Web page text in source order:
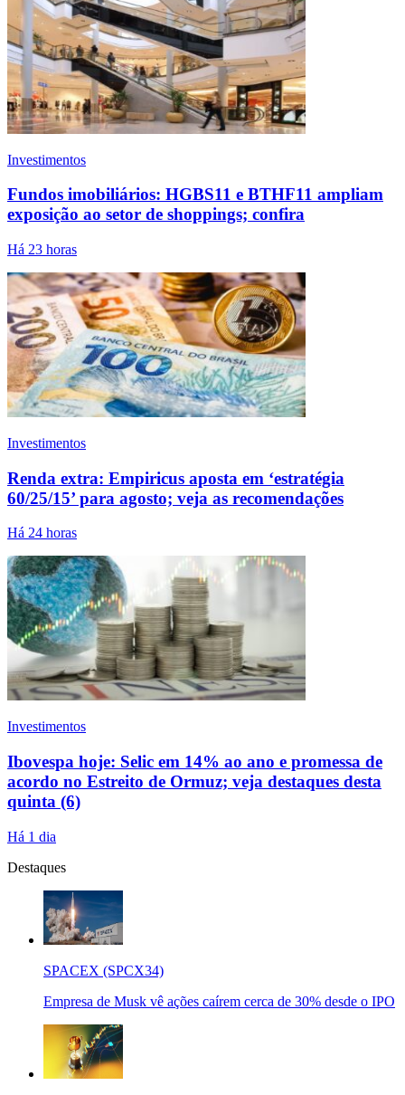
Investimentos
Fundos imobiliários: HGBS11 e BTHF11 ampliam
exposição ao setor de shoppings; confira
Há 23 horas
Investimentos
Renda extra: Empiricus aposta em ‘estratégia
60/25/15’ para agosto; veja as recomendações
Há 24 horas
Investimentos
Ibovespa hoje: Selic em 14% ao ano e promessa de
acordo no Estreito de Ormuz; veja destaques desta
quinta (6)
Há 1 dia
Destaques
SPACEX (SPCX34)
Empresa de Musk vê ações caírem cerca de 30% desde o IPO